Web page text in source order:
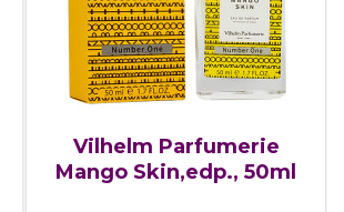
Vilhelm Parfumerie
Mango Skin,edp., 50ml